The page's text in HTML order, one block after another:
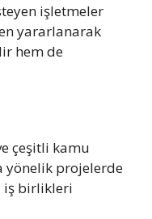
işletmeler
yararlanarak
hem de
çeşitli kamu
yönelik projelerde
iş birlikleri